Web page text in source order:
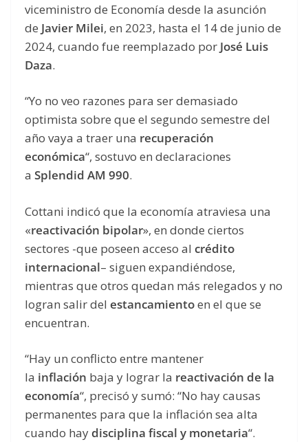
viceministro de Economía desde la asunción
de Javier Milei, en 2023, hasta el 14 de junio de
2024, cuando fue reemplazado por José Luis
Daza.
“Yo no veo razones para ser demasiado
optimista sobre que el segundo semestre del
año vaya a traer una recuperación
económica“, sostuvo en declaraciones
a Splendid AM 990.
Cottani indicó que la economía atraviesa una
«reactivación bipolar», en donde ciertos
sectores -que poseen acceso al crédito
internacional– siguen expandiéndose,
mientras que otros quedan más relegados y no
logran salir del estancamientoen el que se
encuentran.
“Hay un conflicto entre mantener
la inflación baja y lograr la reactivación de la
economía“, precisó y sumó: “No hay causas
permanentes para que la inflación sea alta
cuando haydisciplina fiscal y monetaria“.